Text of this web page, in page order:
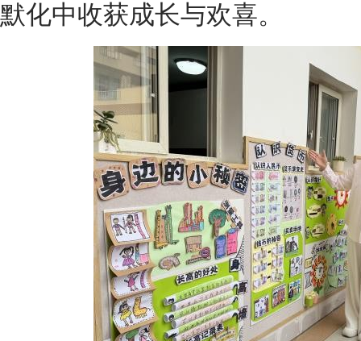
默化中收获成长与欢喜。